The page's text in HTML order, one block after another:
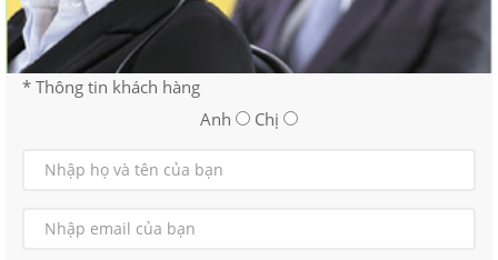
* Thông tin khách hàng
Anh
Chị